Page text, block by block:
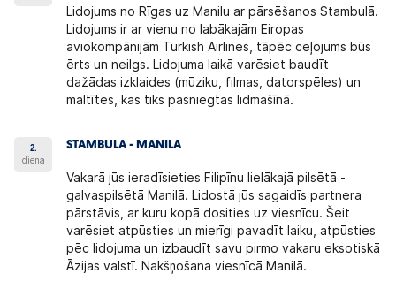
Lidojums no Rīgas uz Manilu ar pārsēšanos Stambulā.
Lidojums ir ar vienu no labākajām Eiropas
aviokompānijām Turkish Airlines, tāpēc ceļojums būs
ērts un neilgs. Lidojuma laikā varēsiet baudīt
dažādas izklaides (mūziku, filmas, datorspēles) un
maltītes, kas tiks pasniegtas lidmašīnā.
2.
diena
STAMBULA - MANILA
Vakarā jūs ieradīsieties Filipīnu lielākajā pilsētā -
galvaspilsētā Manilā. Lidostā jūs sagaidīs partnera
pārstāvis, ar kuru kopā dosities uz viesnīcu. Šeit
varēsiet atpūsties un mierīgi pavadīt laiku, atpūsties
pēc lidojuma un izbaudīt savu pirmo vakaru eksotiskā
Āzijas valstī. Nakšņošana viesnīcā Manilā.